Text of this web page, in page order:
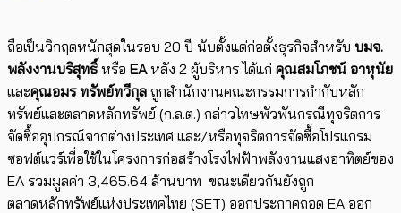
ถือเป็นวิกฤตหนักสุดในรอบ 20 ปี นับตั้งแต่ก่อตั้งธุรกิจสำหรับ บมจ.
พลังงานบริสุทธิ์ ​หรือ EAหลัง 2 ผู้บริหาร ได้แก่ คุณสมโภชน์ อาหุนัย
และคุณอมร ทรัพย์ทวีกุล ถูกสำนักงานคณะกรรมการกำกับหลัก
ทรัพย์และตลาดหลักทรัพย์ (ก.ล.ต.) กล่าวโทษพัวพัน​กรณีทุจริตการ
จัดซื้ออุปกรณ์จากต่างประเทศ และ/หรือทุจริตการจัดซื้อโปรแกรม
ซอฟต์แวร์เพื่อใช้ในโครงการก่อสร้างโรงไฟฟ้าพลังงานแสงอาทิตย์ของ
EA ​รวมมูลค่า 3,465.64 ล้านบาท ขณะเดียวกันยังถูก
ตลาดหลักทรัพย์แห่งประเทศไทย (SET) ออกประกาศถอด ​EA ออก